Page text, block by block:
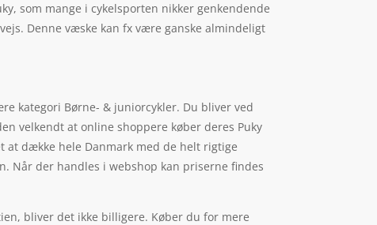
som mange i cykelsporten nikker genkendende
Denne væske kan fx være ganske almindeligt
kategori Børne- & juniorcykler. Du bliver ved
velkendt at online shoppere køber deres Puky
at dække hele Danmark med de helt rigtige
Når der handles i webshop kan priserne findes
bliver det ikke billigere. Køber du for mere